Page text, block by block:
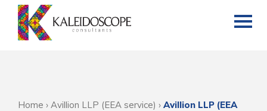
Home › Avillion LLP (EEA service) › Avillion LLP (EEA